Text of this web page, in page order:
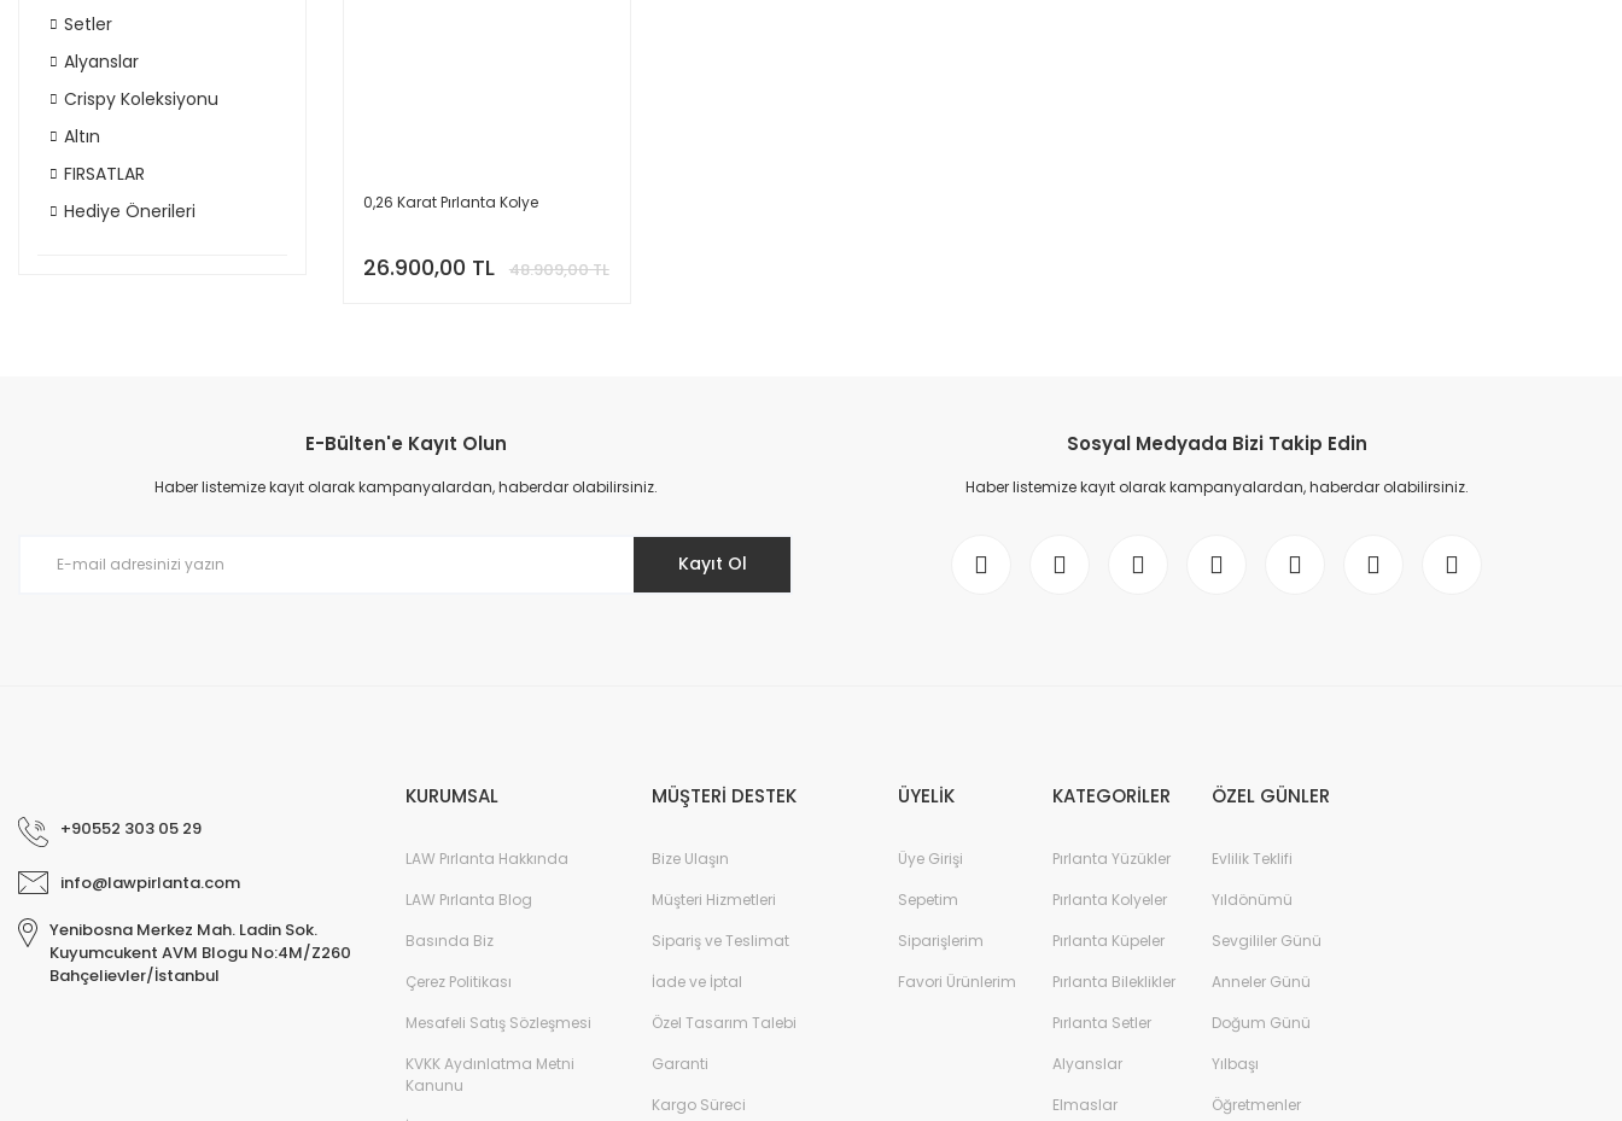
Setler
Alyanslar
Crispy Koleksiyonu
Altın
FIRSATLAR
Hediye Önerileri
0,26 Karat Pırlanta Kolye
26.900,00 TL 48.909,00 TL
E-Bülten'e Kayıt Olun
Haber listemize kayıt olarak kampanyalardan, haberdar olabilirsiniz.
Kayıt Ol
Sosyal Medyada Bizi Takip Edin
Haber listemize kayıt olarak kampanyalardan, haberdar olabilirsiniz.
+90552 303 05 29
info@lawpirlanta.com
Yenibosna Merkez Mah. Ladin Sok.
Kuyumcukent AVM Blogu No:4M/Z260
Bahçelievler/İstanbul
KURUMSAL
LAW Pırlanta Hakkında
LAW Pırlanta Blog
Basında Biz
Çerez Politikası
Mesafeli Satış Sözleşmesi
KVKK Aydınlatma Metni
Kanunu
MÜŞTERİ DESTEK
Bize Ulaşın
Müşteri Hizmetleri
Sipariş ve Teslimat
İade ve İptal
Özel Tasarım Talebi
Garanti
Kargo Süreci
ÜYELİK
Üye Girişi
Sepetim
Siparişlerim
Favori Ürünlerim
KATEGORİLER
Pırlanta Yüzükler
Pırlanta Kolyeler
Pırlanta Küpeler
Pırlanta Bileklikler
Pırlanta Setler
Alyanslar
Elmaslar
ÖZEL GÜNLER
Evlilik Teklifi
Yıldönümü
Sevgililer Günü
Anneler Günü
Doğum Günü
Yılbaşı
Öğretmenler